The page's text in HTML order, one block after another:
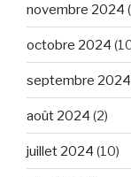
novembre 2024
octobre 2024
septembre 2024
août 2024 (2)
juillet 2024 (10)